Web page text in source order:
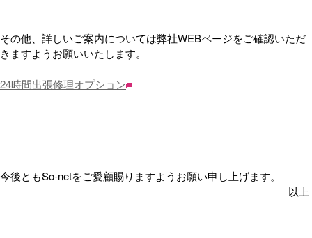
その他、詳しいご案内については弊社WEBページをご確認いただ
きますようお願いいたします。
24時間出張修理オプション
今後ともSo-netをご愛顧賜りますようお願い申し上げます。
以上